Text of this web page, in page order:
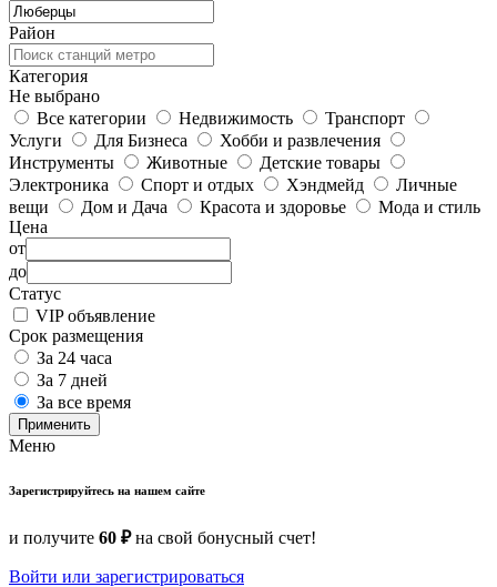
Район
Категория
Не выбрано
Все категории
Недвижимость
Транспорт
Услуги
Для Бизнеса
Хобби и развлечения
Инструменты
Животные
Детские товары
Электроника
Спорт и отдых Хэндмейд
Личные
вещи
Дом и Дача Красота и здоровье
Мода и стиль
Цена
от
до
Статус
VIP объявление
Срок размещения
За 24 часа
За 7 дней
За все время
Применить
Меню
Зарегистрируйтесь на нашем сайте
и получите 60 ₽на свой бонусный счет!
Войти или зарегистрироваться